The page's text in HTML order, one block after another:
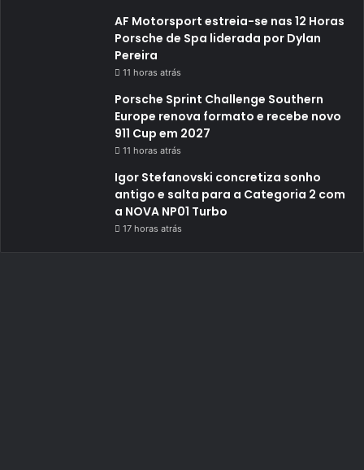
AF Motorsport estreia-se nas 12 Horas
Porsche de Spa liderada por Dylan
Pereira
11 horas atrás
Porsche Sprint Challenge Southern
Europe renova formato e recebe novo
911 Cup em 2027
11 horas atrás
Igor Stefanovski concretiza sonho
antigo e salta para a Categoria 2 com
a NOVA NP01 Turbo
17 horas atrás